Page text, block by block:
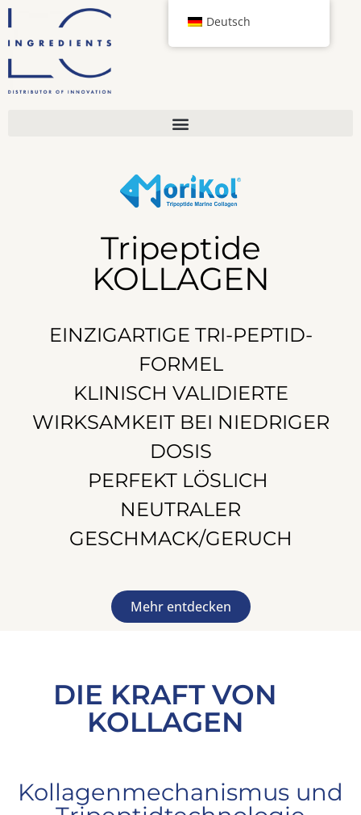
Tripeptide
KOLLAGEN
EINZIGARTIGE TRI-PEPTID-
FORMEL
KLINISCH VALIDIERTE
WIRKSAMKEIT BEI NIEDRIGER
DOSIS
PERFEKT LÖSLICH
NEUTRALER
GESCHMACK/GERUCH
Mehr entdecken
DIE KRAFT VON
KOLLAGEN
Kollagenmechanismus und
Deutsch